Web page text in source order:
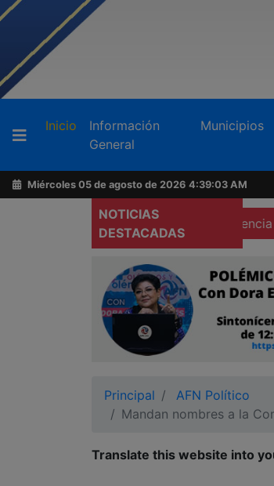
Inicio (current)
Información
General
Municipios
Miércoles 05 de agosto de 2026 4:39:05 AM
NOTICIAS
DESTACADAS
25 mdd por "El Pelón" Valencia
Principal
AFN Político
Mandan nombres a la
Translate this website into
Buscador
Acerca
de